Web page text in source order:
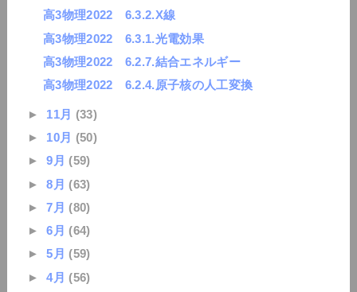
高3物理2022 6.3.2.X線
高3物理2022 6.3.1.光電効果
高3物理2022 6.2.7.結合エネルギー
高3物理2022 6.2.4.原子核の人工変換
► 11月 (33)
► 10月 (50)
►9月 (59)
►8月 (63)
►7月 (80)
►6月 (64)
►5月 (59)
►4月 (56)